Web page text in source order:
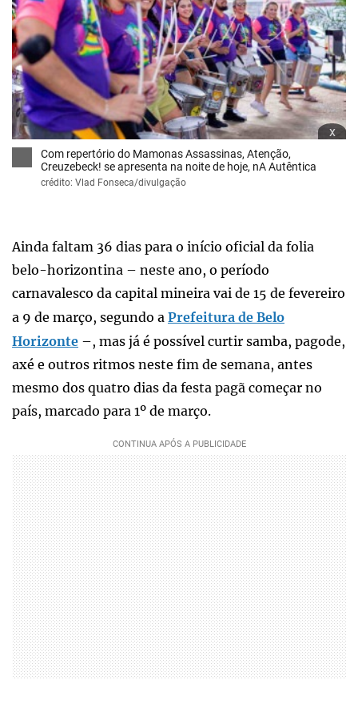
x
Com repertório do Mamonas Assassinas, Atenção,
Creuzebeck! se apresenta na noite de hoje, nA Autêntica
crédito: Vlad Fonseca/divulgação
Ainda faltam 36 dias para o início oficial da folia
belo-horizontina – neste ano, o período
carnavalesco da capital mineira vai de 15 de fevereiro
a 9 de março, segundo a Prefeitura de Belo
Horizonte –, mas já é possível curtir samba, pagode,
axé e outros ritmos neste fim de semana, antes
mesmo dos quatro dias da festa pagã começar no
país, marcado para 1º de março.